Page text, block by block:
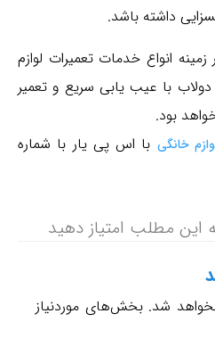
داشته باشد.
مجرب و آموزش دیده
تضمین می دهیم در اسرع وقت و
کنیم.
انواع خدمات تعمیرات لوازم
با عیب یابی سریع و تعمیر
بود.
خانگی با اس پی یار با شماره
این مطلب امتیاز دهید
شد. بخش‌های موردنیاز